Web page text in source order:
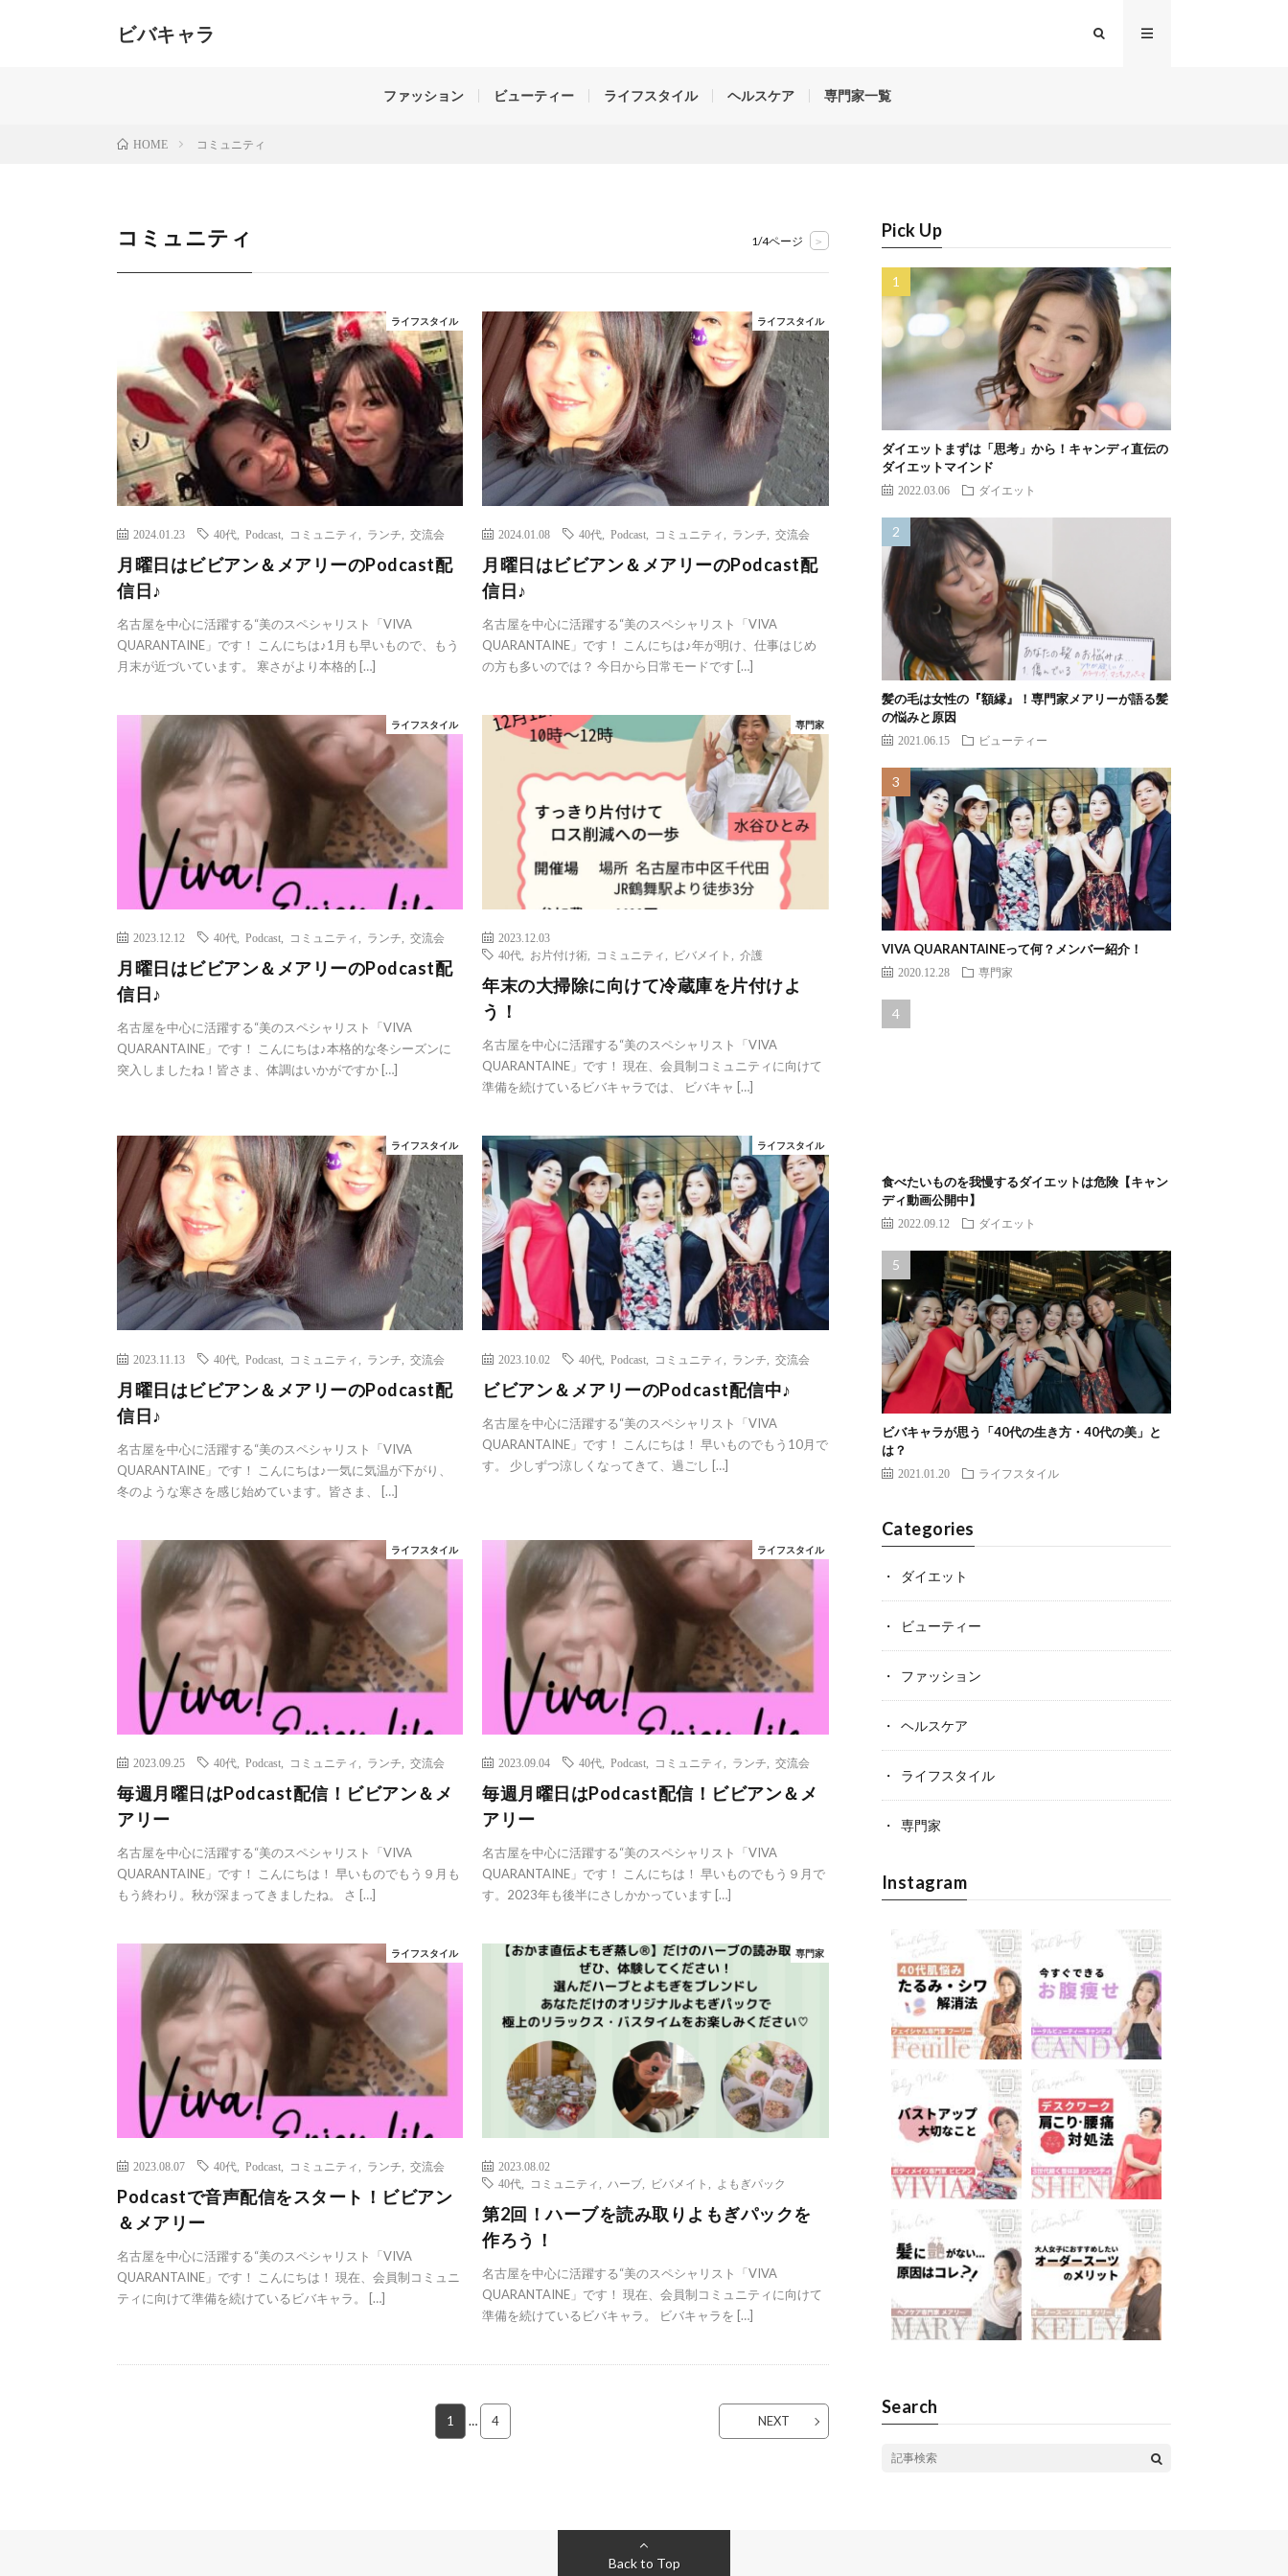
ビバキャラ
する美のスペシャリストがお届けします。「もっと自分のことを好きになる」女性を元気にする情報で未来と笑顔をつくります。
ファッション ビューティー ライフスタイル ヘルスケア 専門家一覧
HOME コミュニティ
コミュニティ 1/4ページ >
ライフスタイル
2024.01.23 40代 Podcast コミュニティ ランチ 交流会
月曜日はビビアン＆メアリーのPodcast配
信日♪
名古屋を中心に活躍する“美のスペシャリスト「VIVA
QUARANTAINE」です！ こんにちは♪1月も早いもので、もう
月末が近づいています。 寒さがより本格的 […]
ライフスタイル
2024.01.08 40代 ,Podcast コミュニティ ランチ ,交流会
月曜日はビビアン＆メアリーのPodcast配
信日♪
名古屋を中心に活躍する“美のスペシャリスト「VIVA
QUARANTAINE」です！ こんにちは♪年が明け、仕事はじめ
の方も多いのでは？ 今日から日常モードです […]
ライフスタイル
2023.12.12 40代 Podcast コミュニティ ランチ 交流会
月曜日はビビアン＆メアリーのPodcast配
信日♪
名古屋を中心に活躍する“美のスペシャリスト「VIVA
QUARANTAINE」です！ こんにちは♪本格的な冬シーズンに
突入しましたね！皆さま、体調はいかがですか […]
専門家
2023.12.03
40代
お片付け術 コミュニティ ビバメイト ,介護
年末の大掃除に向けて冷蔵庫を片付けよ
う！
名古屋を中心に活躍する“美のスペシャリスト「VIVA
QUARANTAINE」です！ 現在、会員制コミュニティに向けて
準備を続けているビバキャラでは、 ビバキャ […]
ライフスタイル
2023.11.13 40代 Podcast コミュニティ ランチ 交流会
月曜日はビビアン＆メアリーのPodcast配
信日♪
名古屋を中心に活躍する“美のスペシャリスト「VIVA
QUARANTAINE」です！ こんにちは♪一気に気温が下がり、
冬のような寒さを感じ始めています。皆さま、 […]
ライフスタイル
2023.10.02 40代 ,Podcast コミュニティ ランチ ,交流会
ビビアン＆メアリーのPodcast配信中♪
名古屋を中心に活躍する“美のスペシャリスト「VIVA
QUARANTAINE」です！ こんにちは！ 早いものでもう10月で
す。 少しずつ涼しくなってきて、過ごし […]
ライフスタイル
2023.09.25 40代 Podcast コミュニティ ランチ 交流会
毎週月曜日はPodcast配信！ビビアン＆メ
アリー
名古屋を中心に活躍する“美のスペシャリスト「VIVA
QUARANTAINE」です！ こんにちは！ 早いものでもう９月も
もう終わり。秋が深まってきましたね。 さ […]
ライフスタイル
2023.09.04 40代 ,Podcast コミュニティ ランチ ,交流会
毎週月曜日はPodcast配信！ビビアン＆メ
アリー
名古屋を中心に活躍する“美のスペシャリスト「VIVA
QUARANTAINE」です！ こんにちは！ 早いものでもう９月で
す。2023年も後半にさしかかっています […]
ライフスタイル
2023.08.07 40代 Podcast コミュニティ ランチ 交流会
Podcastで音声配信をスタート！ビビアン
＆メアリー
名古屋を中心に活躍する“美のスペシャリスト「VIVA
QUARANTAINE」です！ こんにちは！ 現在、会員制コミュニ
ティに向けて準備を続けているビバキャラ。 […]
専門家
2023.08.02
40代
コミュニティ ハーブ ビバメイト よもぎパック
第2回！ハーブを読み取りよもぎパックを
作ろう！
名古屋を中心に活躍する“美のスペシャリスト「VIVA
QUARANTAINE」です！ 現在、会員制コミュニティに向けて
準備を続けているビバキャラ。 ビバキャラを […]
1 … 4 NEXT
Pick Up
ダイエットまずは「思考」から！キャンディ直伝の
ダイエットマインド
2022.03.06 ダイエット
髪の毛は女性の『額縁』！専門家メアリーが語る髪
の悩みと原因
2021.06.15 ビューティー
VIVA QUARANTAINEって何？メンバー紹介！
2020.12.28 専門家
食べたいものを我慢するダイエットは危険【キャン
ディ動画公開中】
2022.09.12 ダイエット
ビバキャラが思う「40代の生き方・40代の美」と
は？
2021.01.20 ライフスタイル
Categories
ダイエット
ビューティー
ファッション
ヘルスケア
ライフスタイル
専門家
Instagram
Search
Back to Top